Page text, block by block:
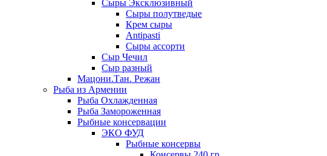
Сыры Эксклюзивный
Сыры полутведые
Крем сыры
Antipasti
Сыры ассорти
Сыр Чечил
Сыр разный
Мацони.Тан. Режан
Рыба из Армении
Рыба Охлажденная
Рыба Замороженная
Рыбные консервации
ЭКО ФУД
Рыбные консервы